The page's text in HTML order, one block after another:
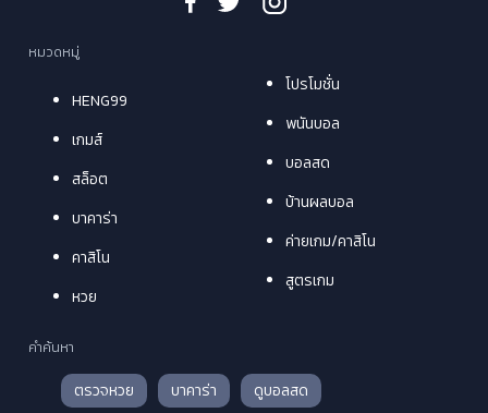
หมวดหมู่
HENG99
เกมส์
สล็อต
บาคาร่า
คาสิโน
หวย
โปรโมชั่น
พนันบอล
บอลสด
บ้านผลบอล
ค่ายเกม/คาสิโน
สูตรเกม
คำค้นหา
ตรวจหวย บาคาร่า ดูบอลสด